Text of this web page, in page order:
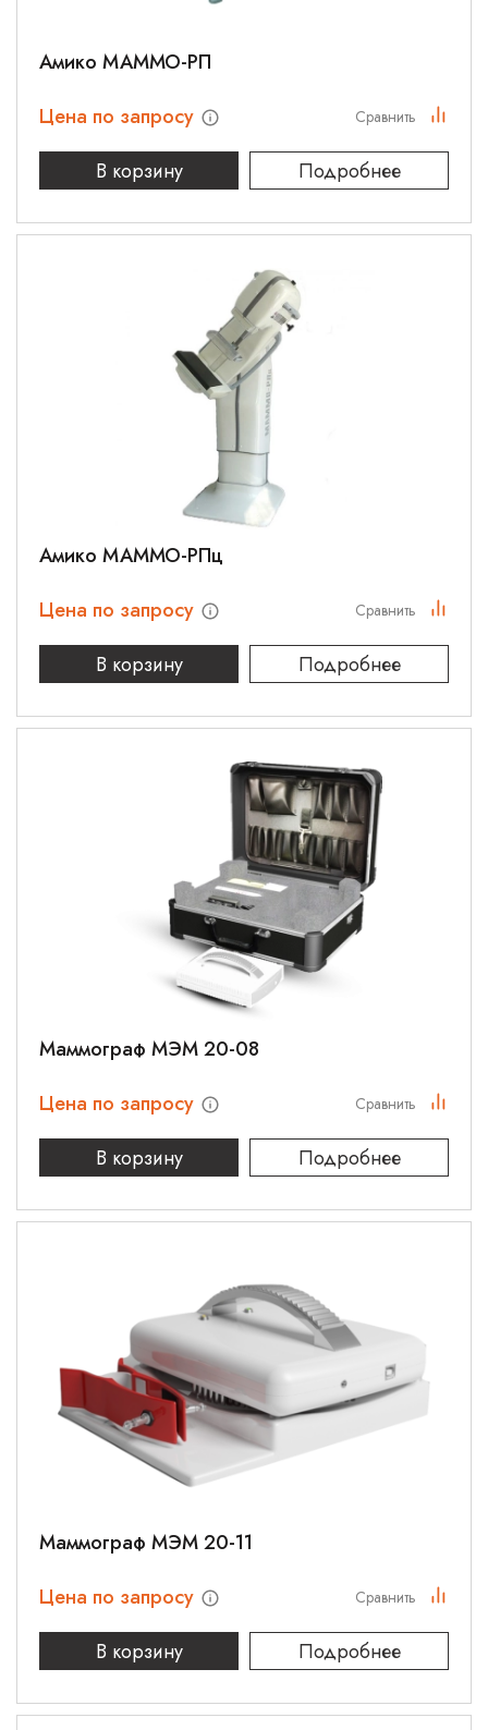
Амико МАММО-РП
Цена по запросу
В корзину
Подробнее
Сравнить
Амико МАММО-РПц
Цена по запросу
В корзину
Подробнее
Сравнить
Маммограф МЭМ 20-08
Цена по запросу
В корзину
Подробнее
Сравнить
Маммограф МЭМ 20-11
Цена по запросу
В корзину
Подробнее
Сравнить